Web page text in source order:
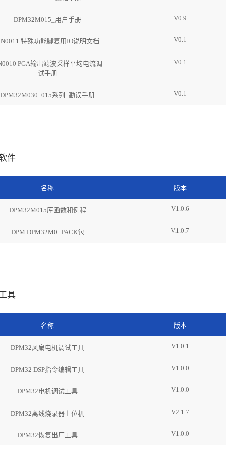
DPM32M015_用户手册 V0.9
特殊功能脚复用IO说明文档 V0.1
PGA输出滤波采样平均电流调
试手册
V0.1
DPM32M030_015系列_勘误手册 V0.1
件
名称 版本
DPM32M015库函数和例程 V1.0.6
DPM.DPM32M0_PACK包 V.1.0.7
具
名称 版本
DPM32风扇电机调试工具 V1.0.1
DPM32 DSP指令编辑工具 V1.0.0
DPM32电机调试工具 V1.0.0
DPM32离线烧录器上位机 V2.1.7
DPM32恢复出厂工具 V1.0.0